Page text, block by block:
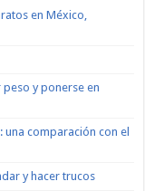
en México,
y ponerse en
comparación con el
y hacer trucos